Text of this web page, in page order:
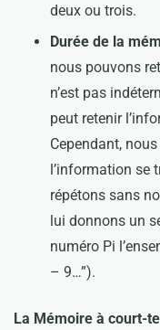
deux ou trois.
Durée de la
nous pouvons
n’est pas
peut retenir
Cependant,
l’information se
répétons sans
lui donnons un
numéro Pi
– 9…”).
La Mémoire à court-